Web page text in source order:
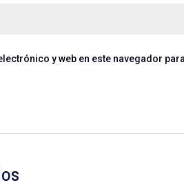
y web en este navegador